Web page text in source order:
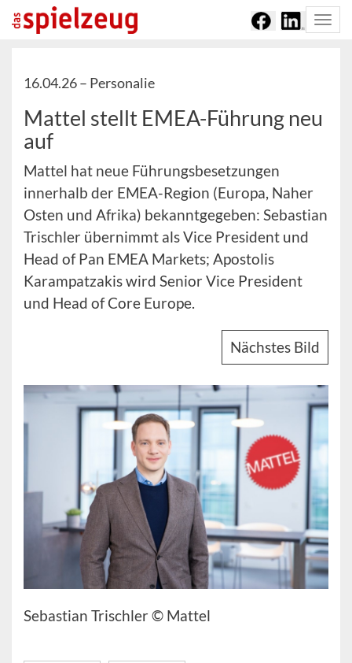
16.04.26 – Personalie
Mattel stellt EMEA-Führung neu
auf
Mattel hat neue Führungsbesetzungen
innerhalb der EMEA-Region (Europa, Naher
Osten und Afrika) bekanntgegeben: Sebastian
Trischler übernimmt als Vice President und
Head of Pan EMEA Markets; Apostolis
Karampatzakis wird Senior Vice President
und Head of Core Europe.
Nächstes Bild
Sebastian Trischler © Mattel